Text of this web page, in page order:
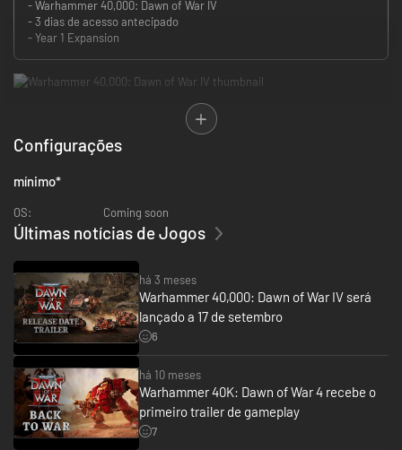
- Warhammer 40,000: Dawn of War IV
- 3 dias de acesso antecipado
- Year 1 Expansion
Configurações
mínimo*
OS: Coming soon
Últimas notícias de Jogos
há 3 meses
Warhammer 40,000: Dawn of War IV será
lançado a 17 de setembro
6
há 10 meses
Warhammer 40K: Dawn of War 4 recebe o
primeiro trailer de gameplay
7